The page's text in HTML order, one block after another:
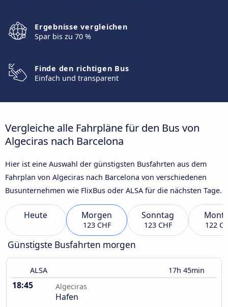
Ergebnisse vergleichen
Spar bis zu 70 %
Finde den richtigen Bus
Einfach und transparent
Vergleiche alle Fahrpläne für den Bus von
Algeciras nach Barcelona
Hier ist eine Auswahl der günstigsten Busfahrten aus dem
Fahrplan von Algeciras nach Barcelona von verschiedenen
Busunternehmen wie FlixBus oder ALSA für die nächsten Tage.
Heute Morgen
123 CHF
Sonntag
123 CHF 122
Günstigste Busfahrten morgen
ALSA 17h 45min
18:45 Algeciras
Hafen